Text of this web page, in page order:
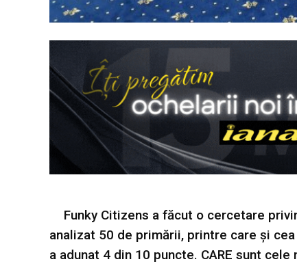
Funky Citizens a făcut o cercetare
analizat 50 de primării, printre care și
a adunat 4 din 10 puncte. CARE sunt